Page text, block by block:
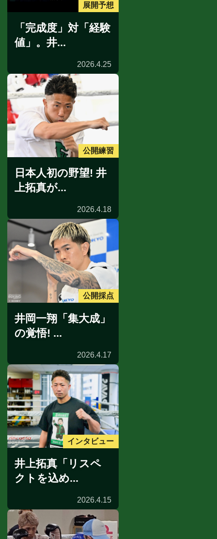
展開予想
「完成度」対「経験
値」。井...
2026.4.25
公開練習
日本人初の野望! 井
上拓真が...
2026.4.18
公開採点
井岡一翔「集大成」
の覚悟! ...
2026.4.17
インタビュー
井上拓真「リスペ
クトを込め...
2026.4.15